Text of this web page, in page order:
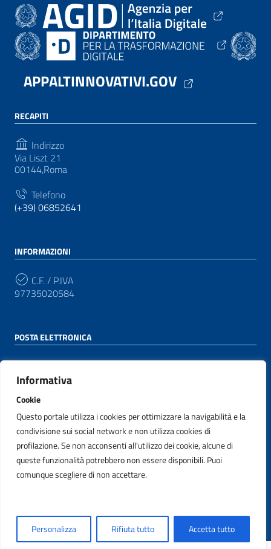
Informativa
Cookie
Questo portale utilizza i cookies per ottimizzare la navigabilità e la
condivisione sui social network e non utilizza cookies di
profilazione. Se non acconsenti all'utilizzo dei cookie, alcune di
queste funzionalità potrebbero non essere disponibili. Puoi
comunque scegliere di non accettare.
Personalizza Rifiuta tutto Accetta tutto
APPALTINNOVATIVI.GOV
RECAPITI
Indirizzo
Via Liszt 21
00144,Roma
Telefono
(+39) 06852641
INFORMAZIONI
C.F. / P.IVA
97735020584
POSTA ELETTRONICA
protocollo@pec.agid.gov.it
Email
appaltinnovativi@agid.gov.it
SEGUICI SU
Sezione Link Utili
Privacy Note legali Accessibilità